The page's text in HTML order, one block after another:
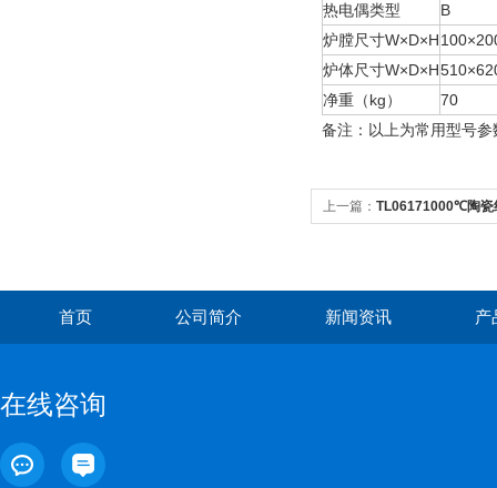
热电偶类型
B
炉膛尺寸W×D×H
炉体尺寸W×D×H
净重（kg）
70
备注：以上为常用型号
上一篇： TL06171000℃陶瓷
首页 公司简介 新闻资讯 产
在线咨询